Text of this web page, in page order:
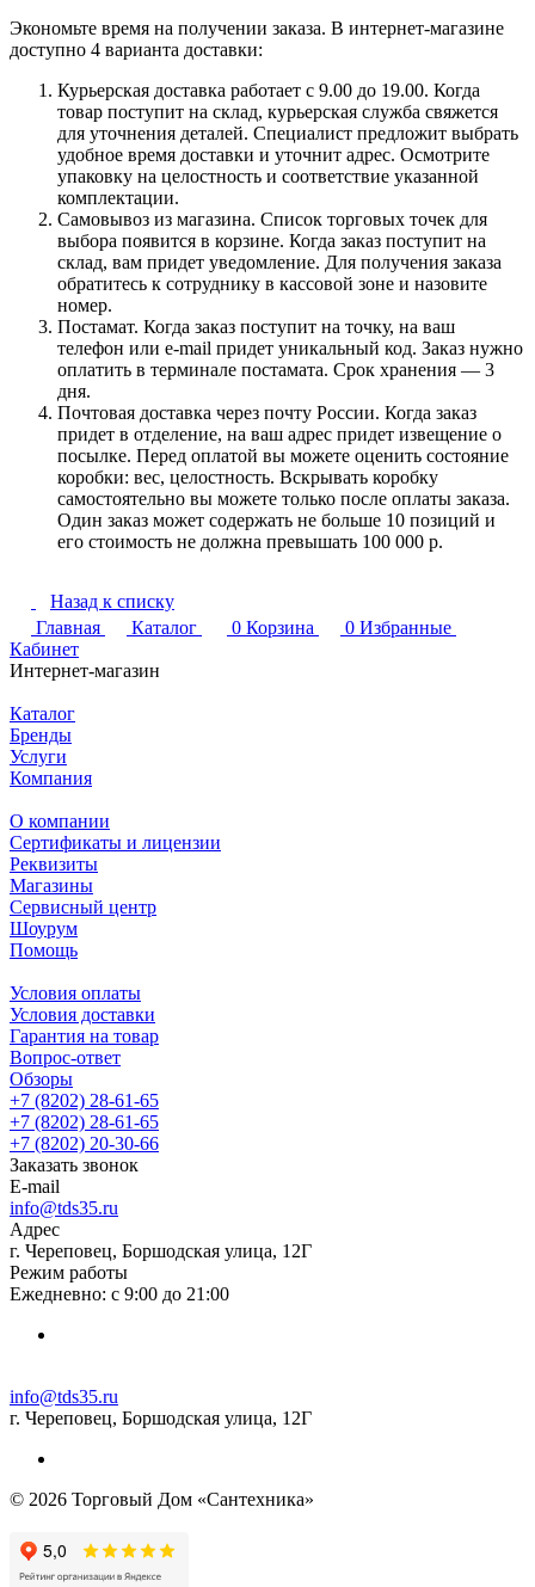
Экономьте время на получении заказа. В интернет-магазине
доступно 4 варианта доставки:
Курьерская доставка работает с 9.00 до 19.00. Когда
товар поступит на склад, курьерская служба свяжется
для уточнения деталей. Специалист предложит выбрать
удобное время доставки и уточнит адрес. Осмотрите
упаковку на целостность и соответствие указанной
комплектации.
Самовывоз из магазина. Список торговых точек для
выбора появится в корзине. Когда заказ поступит на
склад, вам придет уведомление. Для получения заказа
обратитесь к сотруднику в кассовой зоне и назовите
номер.
Постамат. Когда заказ поступит на точку, на ваш
телефон или e-mail придет уникальный код. Заказ нужно
оплатить в терминале постамата. Срок хранения — 3
дня.
Почтовая доставка через почту России. Когда заказ
придет в отделение, на ваш адрес придет извещение о
посылке. Перед оплатой вы можете оценить состояние
коробки: вес, целостность. Вскрывать коробку
самостоятельно вы можете только после оплаты заказа.
Один заказ может содержать не больше 10 позиций и
его стоимость не должна превышать 100 000 р.
Назад к списку
Главная
Каталог 0 Корзина 0 Избранные
Кабинет
Интернет-магазин
Каталог
Бренды
Услуги
Компания
О компании
Сертификаты и лицензии
Реквизиты
Магазины
Сервисный центр
Шоурум
Помощь
Условия оплаты
Условия доставки
Гарантия на товар
Вопрос-ответ
Обзоры
+7 (8202) 28‑61-65
+7 (8202) 28‑61-65
+7 (8202) 20‑30-66
Заказать звонок
E-mail
info@tds35.ru
Адрес
г. Череповец, Боршодская улица, 12Г
Режим работы
Ежедневно: с 9:00 до 21:00
info@tds35.ru
г. Череповец, Боршодская улица, 12Г
© 2026 Торговый Дом «Сантехника»